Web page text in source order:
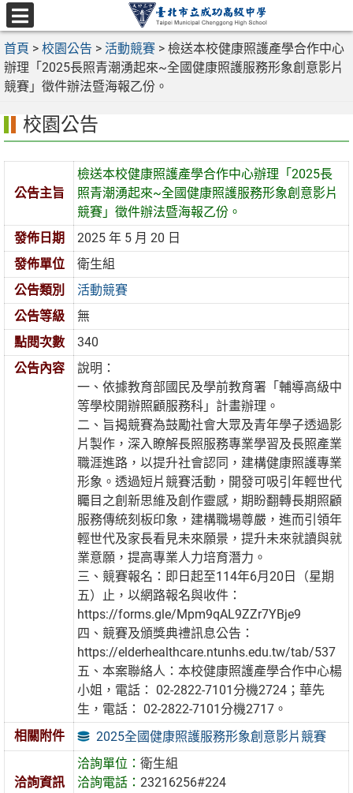
跳
至
主
要
內
選
單
首頁 > 校園公告 > 活動競賽 > 檢送本校健康照護產學合作中心
辦理「2025長照青潮湧起來~全國健康照護服務形象創意影片
競賽」徵件辦法暨海報乙份。
校園公告
公告主旨
檢送本校健康照護產學合作中心辦理「2025長
照青潮湧起來~全國健康照護服務形象創意影片
競賽」徵件辦法暨海報乙份。
發佈日期
2025 年 5 月 20 日
發佈單位
衛生組
公告類別
活動競賽
公告等級
無
點閱次數
340
公告內容
說明：
一、依據教育部國民及學前教育署「輔導高級中
等學校開辦照顧服務科」計畫辦理。
二、旨揭競賽為鼓勵社會大眾及青年學子透過影
片製作，深入瞭解長照服務專業學習及長照產業
職涯進路，以提升社會認同，建構健康照護專業
形象。透過短片競賽活動，開發可吸引年輕世代
矚目之創新思維及創作靈感，期盼翻轉長期照顧
服務傳統刻板印象，建構職場尊嚴，進而引領年
輕世代及家長看見未來願景，提升未來就讀與就
業意願，提高專業人力培育潛力。
三、競賽報名：即日起至114年6月20日（星期
五）止，以網路報名與收件：
https://forms.gle/Mpm9qAL9ZZr7YBje9
四、競賽及頒獎典禮訊息公告：
https://elderhealthcare.ntunhs.edu.tw/tab/537
五、本案聯絡人：本校健康照護產學合作中心楊
小姐，電話： 02-2822-7101分機2724；華先
生，電話： 02-2822-7101分機2717。
相關附件
2025全國健康照護服務形象創意影片競賽
洽詢資訊
洽詢單位：衛生組
洽詢電話：23216256#224